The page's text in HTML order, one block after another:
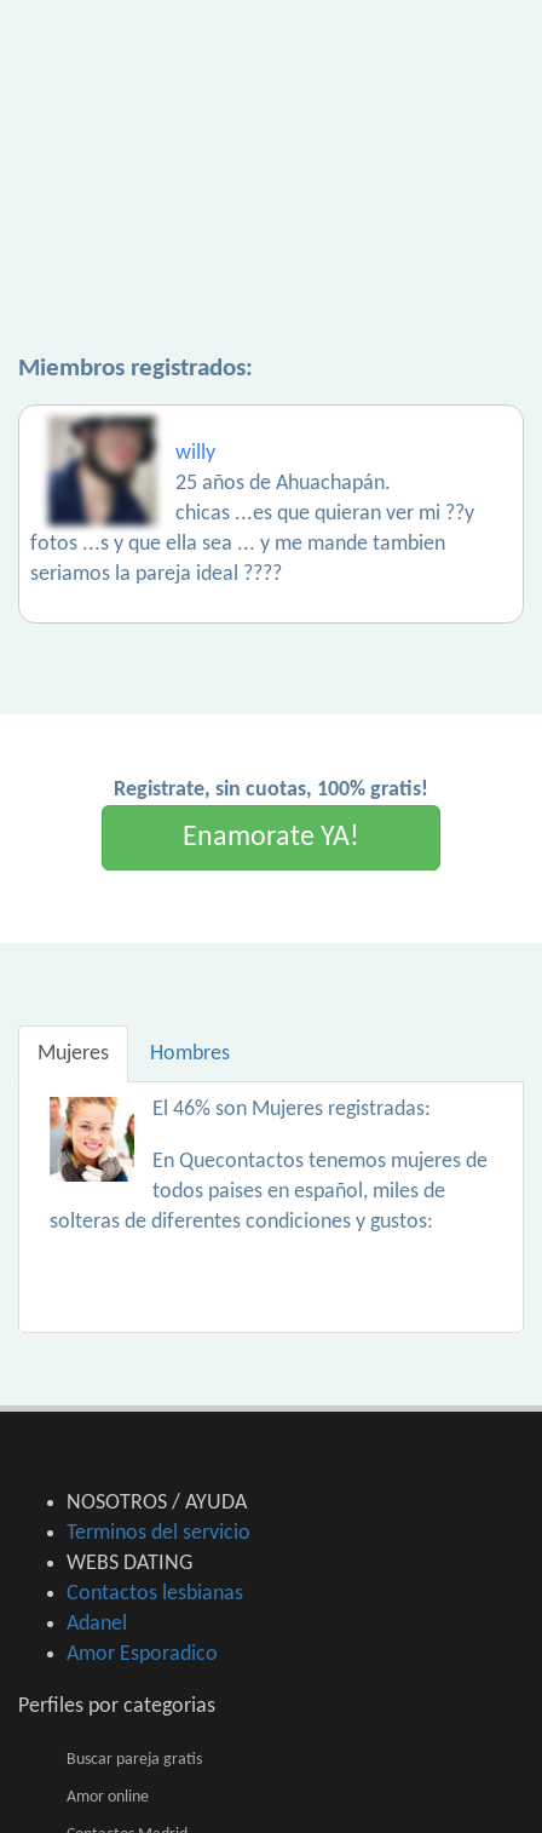
Miembros registrados:
willy
25 años de Ahuachapán.
chicas ...es que quieran ver mi ??y
fotos ...s y que ella sea ... y me mande tambien
seriamos la pareja ideal ????
Registrate, sin cuotas, 100% gratis!
Enamorate YA!
Mujeres Hombres
El 46% son Mujeres registradas:
En Quecontactos tenemos mujeres de
todos paises en español, miles de
solteras de diferentes condiciones y gustos:
NOSOTROS / AYUDA
Terminos del servicio
WEBS DATING
Contactos lesbianas
Adanel
Amor Esporadico
Perfiles por categorias
Buscar pareja gratis
Amor online